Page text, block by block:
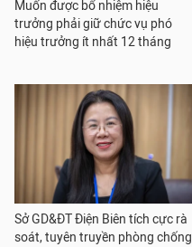
Muốn được bổ nhiệm hiệu
trưởng phải giữ chức vụ phó
hiệu trưởng ít nhất 12 tháng
Sở GD&ĐT Điện Biên tích cực rà
soát, tuyên truyền phòng chống